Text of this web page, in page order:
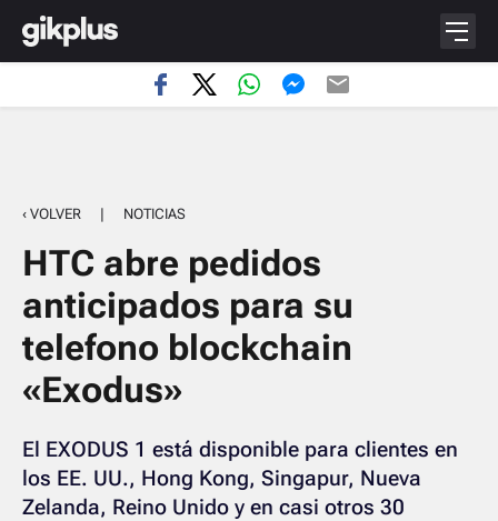
‹ VOLVER | NOTICIAS
HTC abre pedidos
anticipados para su
telefono blockchain
«Exodus»
El EXODUS 1 está disponible para clientes en
los EE. UU., Hong Kong, Singapur, Nueva
Zelanda, Reino Unido y en casi otros 30